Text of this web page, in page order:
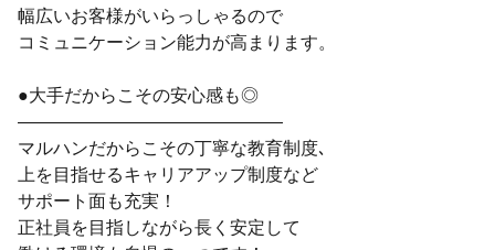
幅広いお客様がいらっしゃるので
コミュニケーション能力が高まります。
●大手だからこその安心感も◎
―――――――――――――――
マルハンだからこその丁寧な教育制度､
上を目指せるキャリアアップ制度など
サポート面も充実！
正社員を目指しながら長く安定して